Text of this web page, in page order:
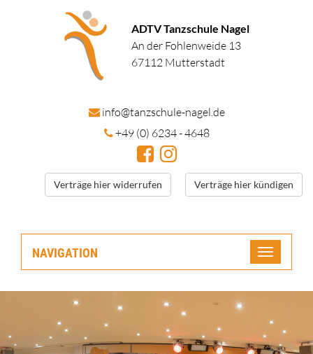
ADTV Tanzschule Nagel
An der Fohlenweide 13
67112 Mutterstadt
info@tanzschule-nagel.de
+49 (0) 6234 - 4648
Verträge hier widerrufen Verträge hier kündigen
NAVIGATION
Toggle